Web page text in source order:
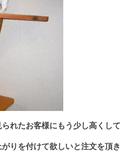
れたお客様にもう少し高くして
りを付けて欲しいと注文を頂き